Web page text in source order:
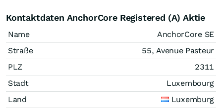
Kontaktdaten AnchorCore Registered (A) Aktie
Name
AnchorCore SE
Straße
55, Avenue Pasteur
PLZ
2311
Stadt
Luxembourg
Land
Luxemburg